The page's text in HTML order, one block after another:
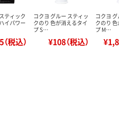
ティック
イパワー
税込）
コクヨ グルー スティッ
クのり 色が消えるタイ
プ S…
¥108（税込）
コクヨ
クのり
プ M…